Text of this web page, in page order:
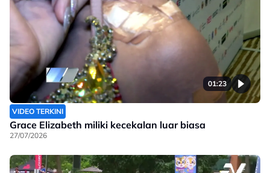
01:23
VIDEO TERKINI
Grace Elizabeth miliki kecekalan luar biasa
27/07/2026